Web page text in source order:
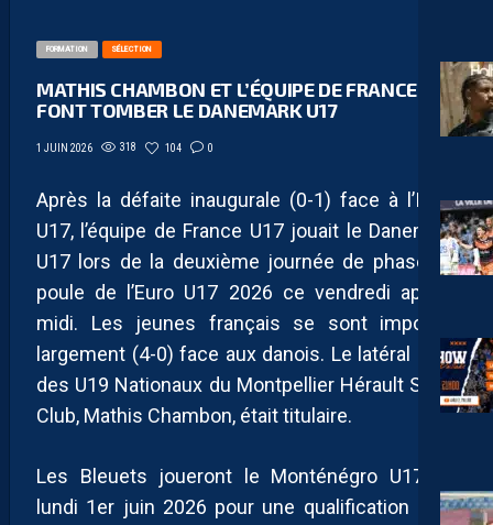
FORMATION SÉLECTION
MATHIS CHAMBON ET L’ÉQUIPE DE FRANCE U17
FONT TOMBER LE DANEMARK U17
1 JUIN 2026 318 104 0
Après la défaite inaugurale (0-1) face à l’Italie
U17, l’équipe de France U17 jouait le Danemark
U17 lors de la deuxième journée de phase de
poule de l’Euro U17 2026 ce vendredi après-
midi. Les jeunes français se sont imposés
largement (4-0) face aux danois. Le latéral droit
des U19 Nationaux du Montpellier Hérault Sport
Club, Mathis Chambon, était titulaire.
Les Bleuets joueront le Monténégro U17 ce
lundi 1er juin 2026 pour une qualification pour